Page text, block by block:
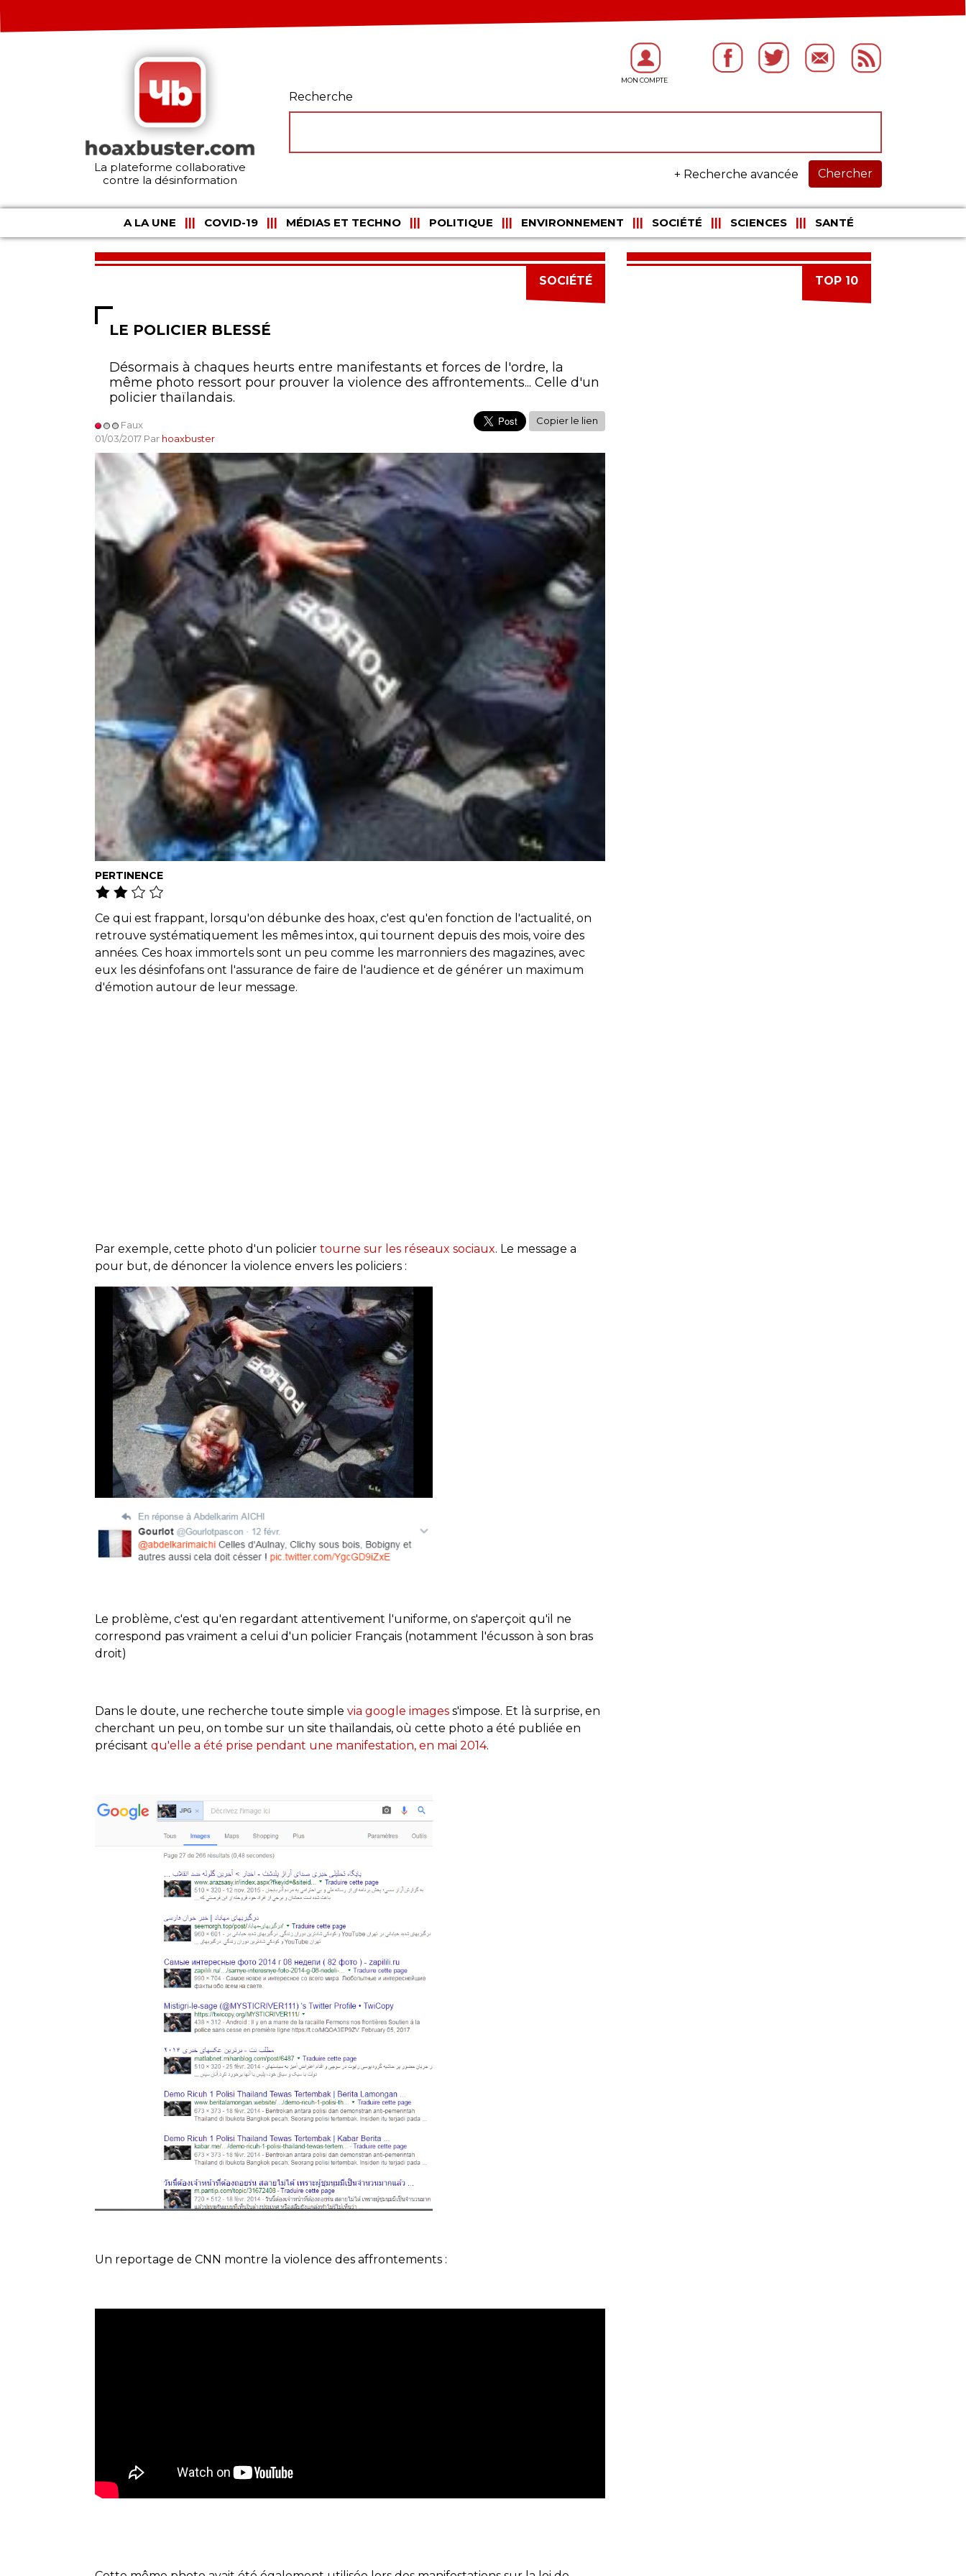
La plateforme collaborative
contre la désinformation
Recherche
Chercher
+ Recherche avancée
A LA UNE COVID-19 MÉDIAS ET TECHNO POLITIQUE ENVIRONNEMENT SOCIÉTÉ SCIENCES SANTÉ
SOCIÉTÉ
LE POLICIER BLESSÉ
Désormais à chaques heurts entre manifestants et forces de l'ordre, la
même photo ressort pour prouver la violence des affrontements... Celle d'un
policier thaïlandais.
Faux
01/03/2017 Par hoaxbuster
Copier le lien
PERTINENCE
Ce qui est frappant, lorsqu'on débunke des hoax, c'est qu'en fonction de l'actualité, on
retrouve systématiquement les mêmes intox, qui tournent depuis des mois, voire des
années. Ces hoax immortels sont un peu comme les marronniers des magazines, avec
eux les désinfofans ont l'assurance de faire de l'audience et de générer un maximum
d'émotion autour de leur message.
Par exemple, cette photo d'un policier tourne sur les réseaux sociaux. Le message a
pour but, de dénoncer la violence envers les policiers :
Le problème, c'est qu'en regardant attentivement l'uniforme, on s'aperçoit qu'il ne
correspond pas vraiment a celui d'un policier Français (notamment l'écusson à son bras
droit)
Dans le doute, une recherche toute simple via google images s'impose. Et là surprise, en
cherchant un peu, on tombe sur un site thaïlandais, où cette photo a été publiée en
précisant qu'elle a été prise pendant une manifestation, en mai 2014.
Un reportage de CNN montre la violence des affrontements :
TOP 10